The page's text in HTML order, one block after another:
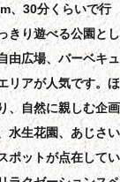
、30分くらいで行
きり遊べる公園とし
由広場、バーベキュ
リアが人気です。ほ
、自然に親しむ企画
水生花園、あじさい
ポットが点在してい